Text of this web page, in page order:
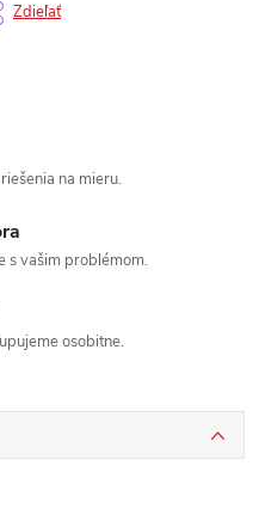
Zdieľať
na mieru.
s vašim problémom.
osobitne.